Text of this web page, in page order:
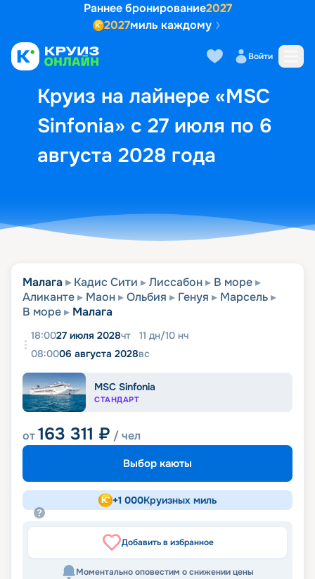
Раннее бронирование2027
2027миль каждому
Войти
Круиз на лайнере «MSC
Sinfonia» с 27 июля по 6
августа 2028 года
Выбор кают Маршрут и
Малага Кадис Сити Лиссабон
В море
Аликанте
Маон Ольбия Генуя
Марсель
В море
Малага
18:0027 июля 2028чт 11 дн/10 нч
08:0006 августа 2028вс
MSC Sinfonia
СТАНДАРТ
от163 311 ₽ / чел
Выбор каюты
+1 000Круизных миль
Добавить в избранное
Моментально оповестим о снижении цены